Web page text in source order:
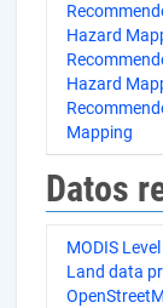
Hazard
Hazard
Mapping
Datos
MODIS
Land data